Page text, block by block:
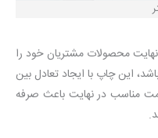
محصولات مشتریان خود را
این چاپ با ایجاد تعادل بین
مناسب در نهایت باعث صرفه